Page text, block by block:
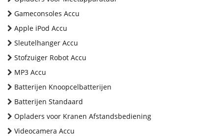
Gameconsoles Accu
Apple iPod Accu
Sleutelhanger Accu
Stofzuiger Robot Accu
MP3 Accu
Batterijen Knoopcelbatterijen
Batterijen Standaard
Opladers voor Kranen Afstandsbediening
Videocamera Accu